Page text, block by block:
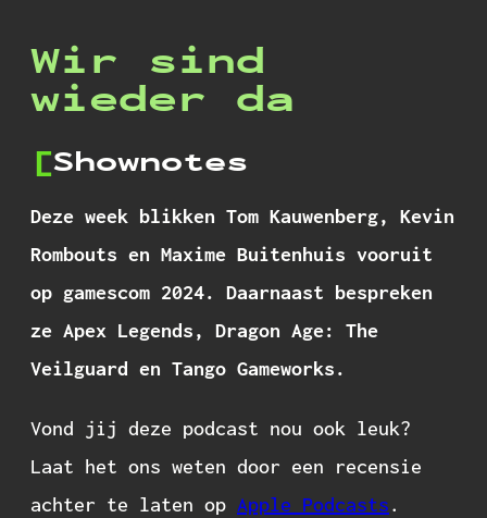
Wir sind
wieder da
Shownotes
Deze week blikken Tom Kauwenberg, Kevin
Rombouts en Maxime Buitenhuis vooruit
op gamescom 2024. Daarnaast bespreken
ze Apex Legends, Dragon Age: The
Veilguard en Tango Gameworks.
Vond jij deze podcast nou ook leuk?
Laat het ons weten door een recensie
achter te laten op Apple Podcasts.